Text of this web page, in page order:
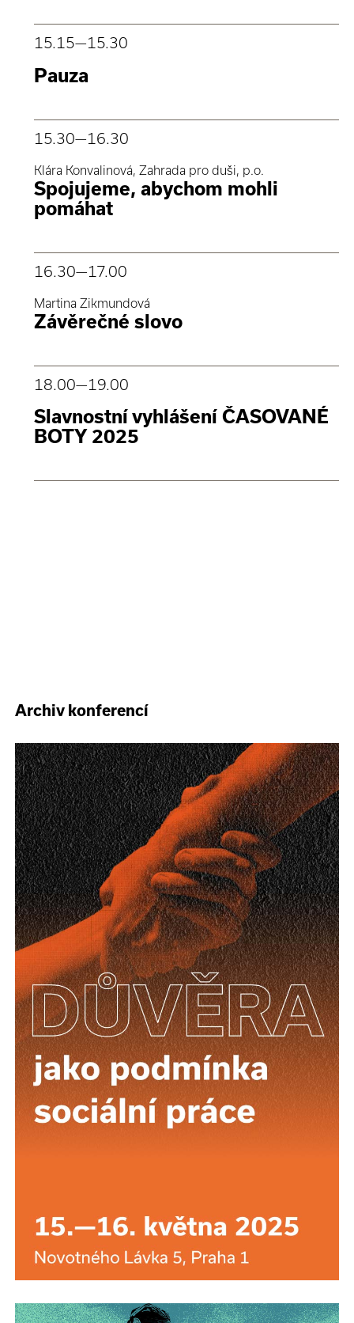
15.15—15.30
Pauza
15.30—16.30
Klára Konvalinová, Zahrada pro duši, p.o.
Spojujeme, abychom mohli
pomáhat
16.30—17.00
Martina Zikmundová
Závěrečné slovo
18.00—19.00
Slavnostní vyhlášení ČASOVANÉ
BOTY 2025
Archiv konferencí